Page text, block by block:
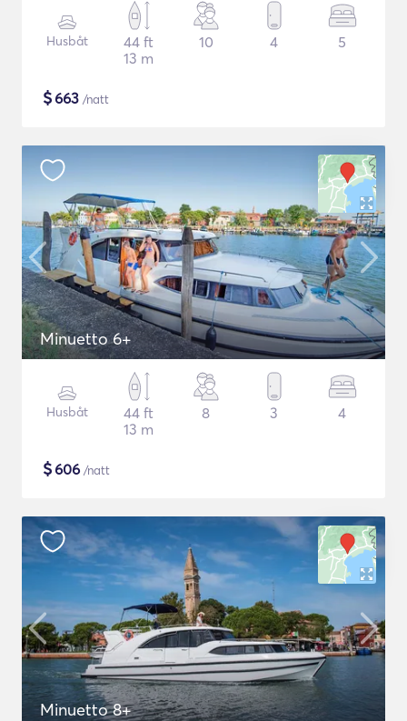
Husbåt
44 ft
13 m
10 4 5
$663 /natt
Minuetto 6+
Husbåt
44 ft
13 m
8 3 4
$606 /natt
Minuetto 8+